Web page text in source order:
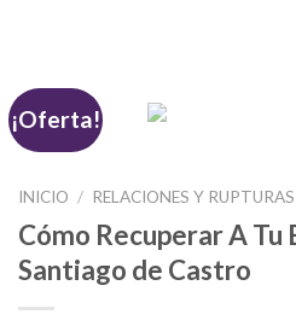
¡Oferta!
INICIO / RELACIONES Y
Cómo Recuperar A Tu
Santiago de Castro